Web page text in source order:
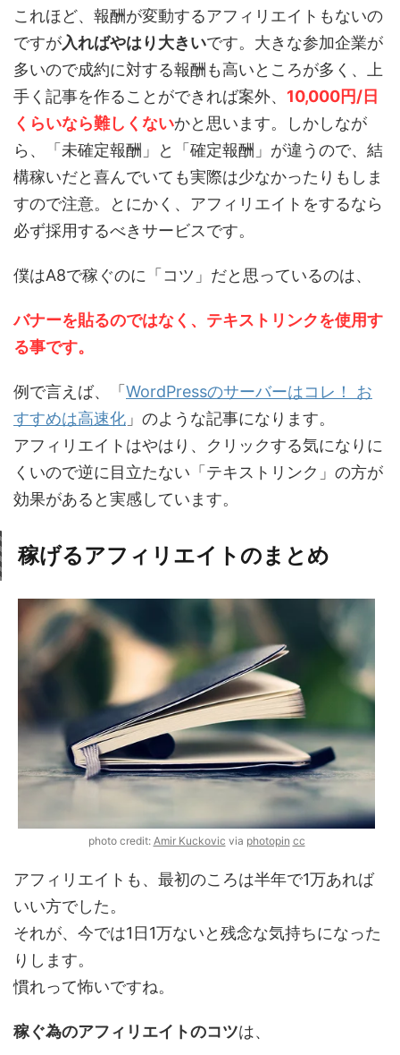
これほど、報酬が変動するアフィリエイトもないの
ですが入ればやはり大きいです。大きな参加企業が
多いので成約に対する報酬も高いところが多く、上
手く記事を作ることができれば案外、 10,000円/日
くらいなら難しくないかと思います。しかしなが
ら、「未確定報酬」と「確定報酬」が違うので、結
構稼いだと喜んでいても実際は少なかったりもしま
すので注意。とにかく、アフィリエイトをするなら
必ず採用するべきサービスです。
僕はA8で稼ぐのに「コツ」だと思っているのは、
バナーを貼るのではなく、テキストリンクを使用す
る事です。
例で言えば、「 WordPressのサーバーはコレ！ お
すすめは高速化 」のような記事になります。
アフィリエイトはやはり、クリックする気になりに
くいので逆に目立たない「テキストリンク」の方が
効果があると実感しています。
稼げるアフィリエイトのまとめ
photo credit: Amir Kuckovic via photopin cc
アフィリエイトも、最初のころは半年で1万あれば
いい方でした。
それが、今では1日1万ないと残念な気持ちになった
りします。
慣れって怖いですね。
稼ぐ為のアフィリエイトのコツは、